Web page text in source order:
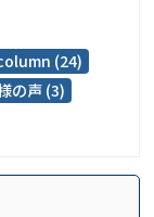
(24)
の声 (3)